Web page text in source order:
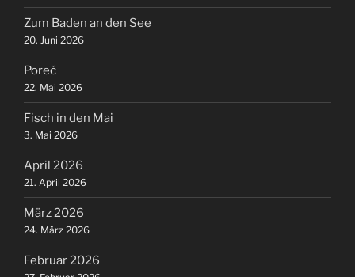
Zum Baden an den See
20. Juni 2026
Poreč
22. Mai 2026
Fisch in den Mai
3. Mai 2026
April 2026
21. April 2026
März 2026
24. März 2026
Februar 2026